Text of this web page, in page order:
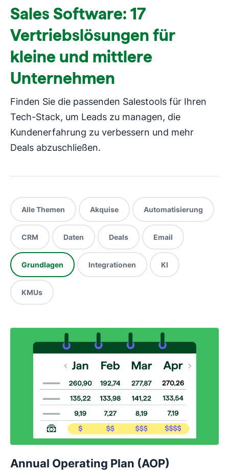
Sales Software: 17
Vertriebslösungen für
kleine und mittlere
Unternehmen
Finden Sie die passenden Salestools für Ihren
Tech-Stack, um Leads zu managen, die
Kundenerfahrung zu verbessern und mehr
Deals abzuschließen.
Alle Themen Akquise Automatisierung
CRM Daten Deals Email
Grundlagen Integrationen KI
KMUs
Annual Operating Plan (AOP)